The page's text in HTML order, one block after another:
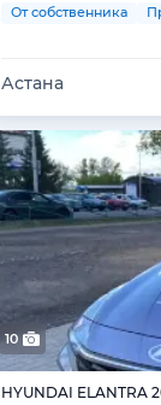
От собственника
Астана
10
HYUNDAI ELANTRA